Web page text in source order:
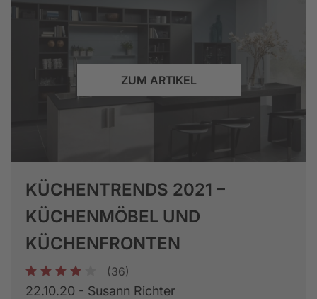
ZUM ARTIKEL
KÜCHENTRENDS 2021 –
KÜCHENMÖBEL UND
KÜCHENFRONTEN
1 2 3 4 (36)
22.10.20 - Susann Richter